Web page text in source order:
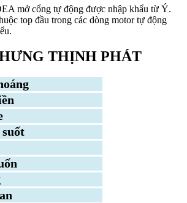
mở cổng tự động được nhập khẩu từ Ý.
top đầu trong các dòng motor tự động
THỊNH PHÁT